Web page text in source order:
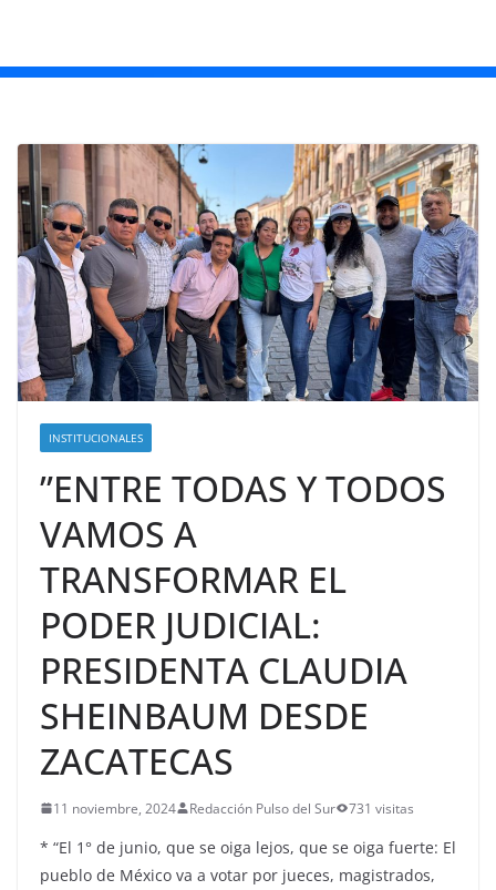
INSTITUCIONALES
”ENTRE TODAS Y TODOS
VAMOS A
TRANSFORMAR EL
PODER JUDICIAL:
PRESIDENTA CLAUDIA
SHEINBAUM DESDE
ZACATECAS
11 noviembre, 2024 Redacción Pulso del Sur 731 visitas
* “El 1° de junio, que se oiga lejos, que se oiga fuerte: El
pueblo de México va a votar por jueces, magistrados,